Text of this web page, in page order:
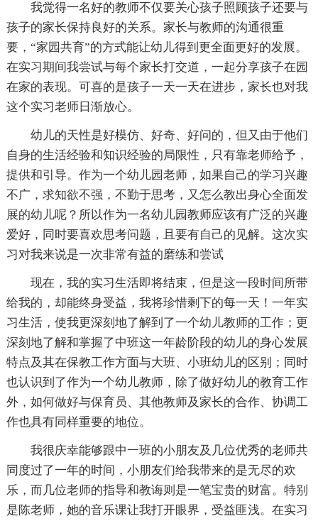
我觉得一名好的教师不仅要关心孩子照顾孩子还要与
孩子的家长保持良好的关系。家长与教师的沟通很重
要，“家园共育”的方式能让幼儿得到更全面更好的发展。
在实习期间我尝试与每个家长打交道，一起分享孩子在园
在家的表现。可喜的是孩子一天一天在进步，家长也对我
这个实习老师日渐放心。
幼儿的天性是好模仿、好奇、好问的，但又由于他们
自身的生活经验和知识经验的局限性，只有靠老师给予，
提供和引导。作为一个幼儿园老师，如果自己的学习兴趣
不广，求知欲不强，不勤于思考，又怎么教出身心全面发
展的幼儿呢？所以作为一名幼儿园教师应该有广泛的兴趣
爱好，同时要喜欢思考问题，且要有自己的见解。这次实
习对我来说是一次非常有益的磨练和尝试
现在，我的实习生活即将结束，但是这一段时间所带
给我的，却能终身受益，我将珍惜剩下的每一天！一年实
习生活，使我更深刻地了解到了一个幼儿教师的工作；更
深刻地了解和掌握了中班这一年龄阶段的幼儿的身心发展
特点及其在保教工作方面与大班、小班幼儿的区别；同时
也认识到了作为一个幼儿教师，除了做好幼儿的教育工作
外，如何做好与保育员、其他教师及家长的合作、协调工
作也具有同样重要的地位。
我很庆幸能够跟中一班的小朋友及几位优秀的老师共
同度过了一年的时间，小朋友们给我带来的是无尽的欢
乐，而几位老师的指导和教诲则是一笔宝贵的财富。特别
是陈老师，她的音乐课让我打开眼界，受益匪浅。在实习